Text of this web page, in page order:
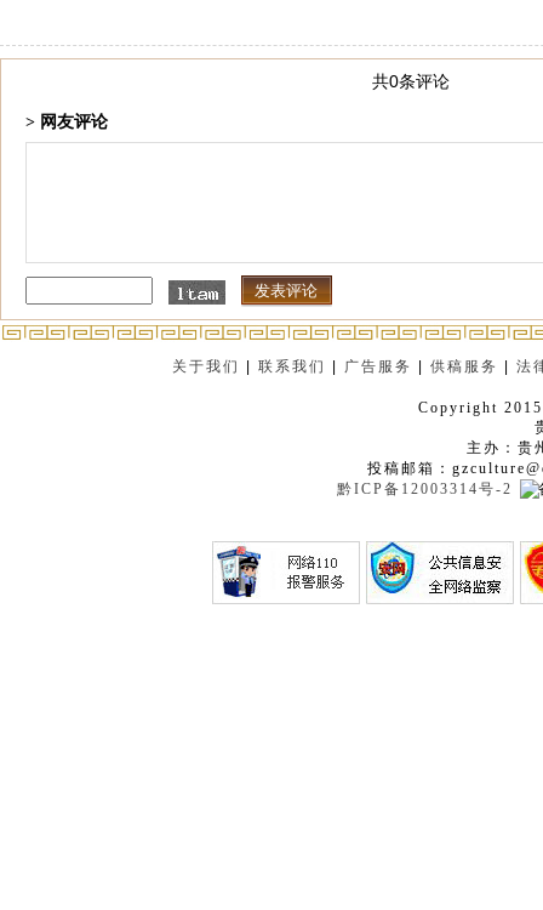
共0条评论
> 网友评论
关于我们 |联系我们 广告服务 |供稿服务 |法
Copyright
主办：贵
投稿邮箱：
黔ICP备12003314号-2